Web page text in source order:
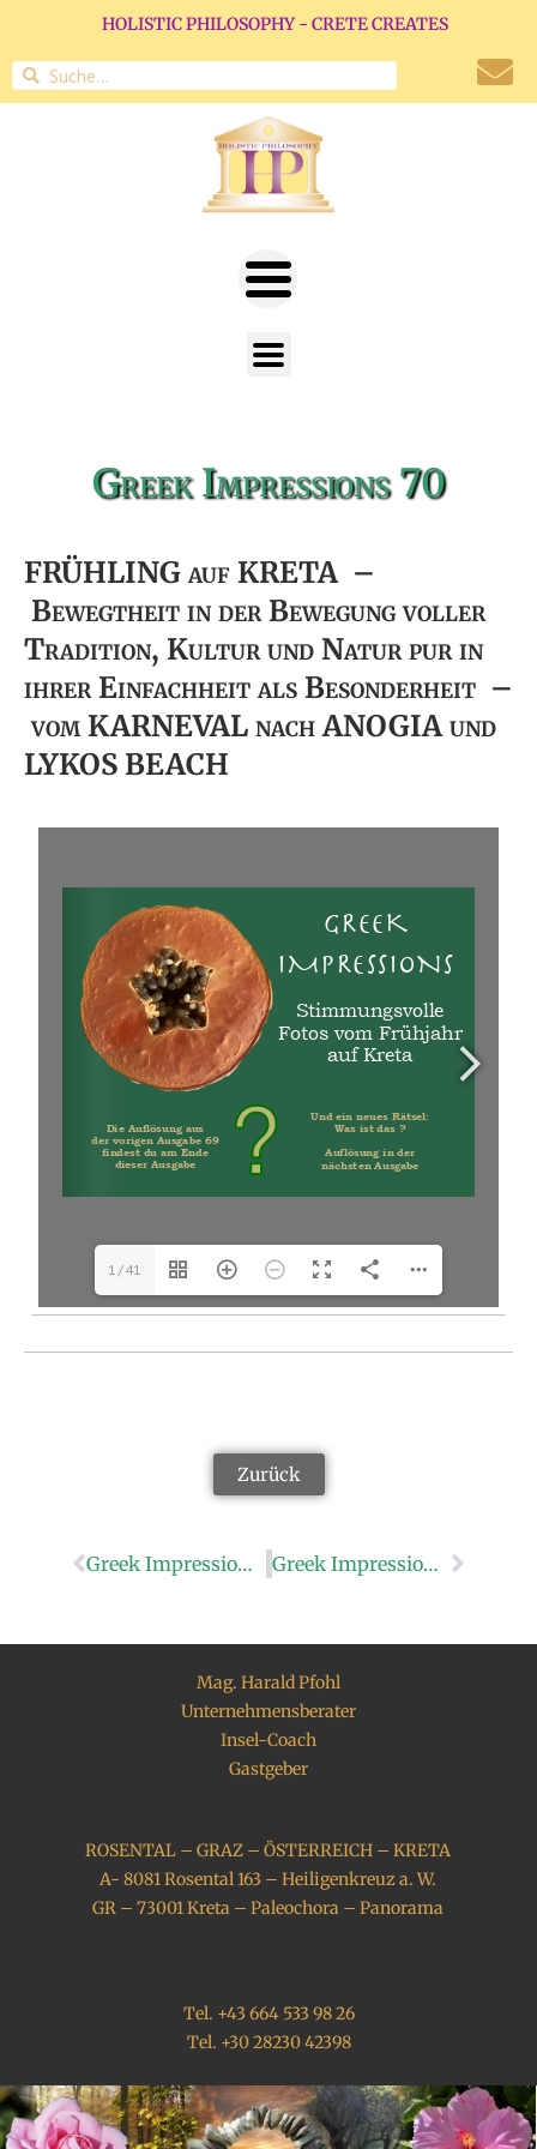
HOLISTIC PHILOSOPHY - CRETE CREATES
Greek Impressions 70
FRÜHLING auf KRETA –
Bewegtheit in der Bewegung voller
Tradition, Kultur und Natur pur in
ihrer Einfachheit als Besonderheit –
vom KARNEVAL nach ANOGIA und
LYKOS BEACH
1/41
Zurück
Greek Impressions 69+ Greek Impressions 71
Mag. Harald Pfohl
Unternehmensberater
Insel-Coach
Gastgeber
ROSENTAL – GRAZ – ÖSTERREICH – KRETA
A- 8081 Rosental 163 – Heiligenkreuz a. W.
GR – 73001 Kreta – Paleochora – Panorama
Tel. +43 664 533 98 26
Tel. +30 28230 42398